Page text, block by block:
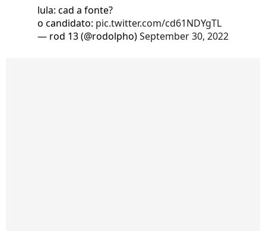
lula: cad a fonte?
o candidato: pic.twitter.com/cd61NDYgTL
— rod 13 (@rodolpho)September 30, 2022